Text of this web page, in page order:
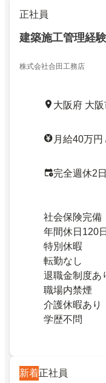
正社員
建築施工管理経
株式会社合田工務店
大阪府 大
月給40万円
完全週休2
社会保険完備
年間休日120
特別休暇
転勤なし
退職金制度あ
職場内禁煙
介護休暇あり
学歴不問
新着正社員